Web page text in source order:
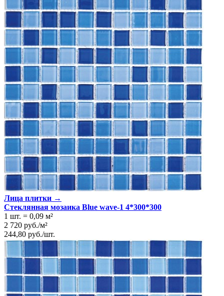
Лица плитки →
Стеклянная мозаика Blue wave-1 4*300*300
1 шт. = 0,09 м²
2 720 руб./м²
244,80 руб./шт.